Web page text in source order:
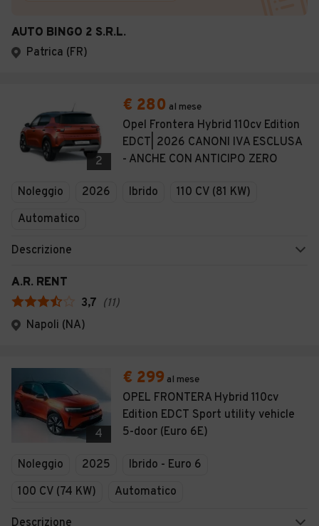
AUTO BINGO 2 S.R.L.
Patrica (FR)
2
€ 280 al mese
Opel Frontera Hybrid 110cv Edition
EDCT| 2026 CANONI IVA ESCLUSA
- ANCHE CON ANTICIPO ZERO
Noleggio 2026 Ibrido
110 CV (81 KW)
Automatico
Descrizione
A.R. RENT
3,7 (11)
Napoli (NA)
4
€ 299 al mese
OPEL FRONTERA Hybrid 110cv
Edition EDCT Sport utility vehicle
5-door (Euro 6E)
Noleggio 2025
Ibrido - Euro 6
100 CV (74 KW)
Automatico
Descrizione